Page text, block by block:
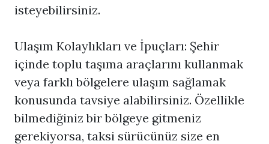
isteyebilirsiniz.
Ulaşım Kolaylıkları ve İpuçları: Şehir
içinde toplu taşıma araçlarını kullanmak
veya farklı bölgelere ulaşım sağlamak
konusunda tavsiye alabilirsiniz. Özellikle
bilmediğiniz bir bölgeye gitmeniz
gerekiyorsa, taksi sürücünüz size en